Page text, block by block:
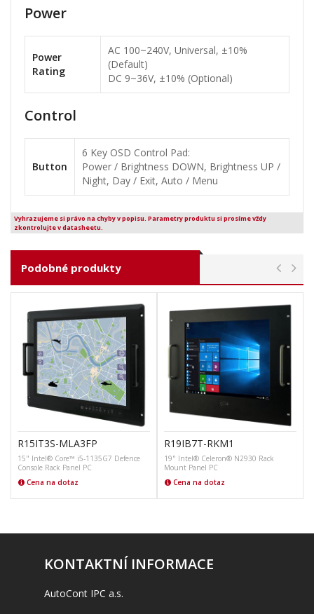
Power
Power
Rating
AC 100~240V, Universal, ±10%
(Default)
DC 9~36V, ±10% (Optional)
Control
Button
6 Key OSD Control Pad:
Power / Brightness DOWN, Brightness UP /
Night, Day / Exit, Auto / Menu
Vyhrazujeme si právo na chyby v popisu. Parametry produktu si prosíme vždy
zkontrolujte v datasheetu.
Podobné produkty
R15IT3S-MLA3FP
15" Intel® Core™ i5-1135G7 Defence
Console Rack Panel PC
Cena na dotaz
R19IB7T-RKM1
19" Intel® Celeron® N2930 Rack
Mount Panel PC
Cena na dotaz
KONTAKTNÍ INFORMACE
AutoCont IPC a.s.